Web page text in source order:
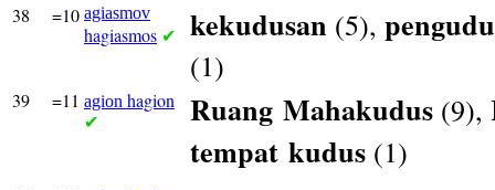
38 =10 agiasmov
hagiasmos ✔ kekudusan (5),
(1)
39 =11 agion hagion
✔ Ruang Mahakudus (9),
tempat kudus (1)